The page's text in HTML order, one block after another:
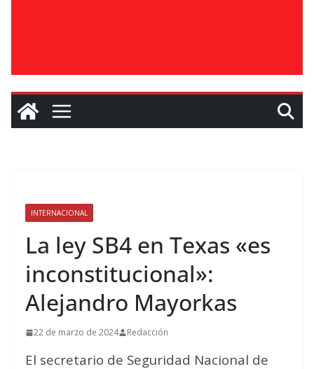
INTERNACIONAL
La ley SB4 en Texas «es
inconstitucional»:
Alejandro Mayorkas
22 de marzo de 2024 Redacción
El secretario de Seguridad Nacional de